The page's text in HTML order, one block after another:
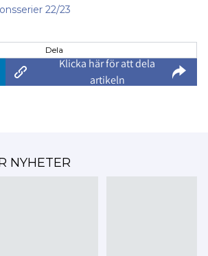
22/23
Dela
Klicka här för att dela
artikeln
NYHETER